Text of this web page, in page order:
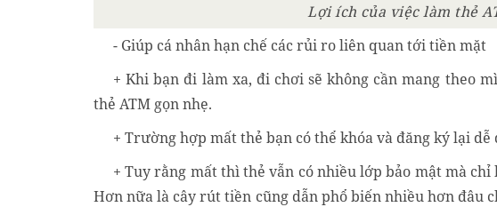
Lợi ích của việc làm thẻ
- Giúp cá nhân hạn chế các rủi ro liên quan tới tiền mặt
+ Khi bạn đi làm xa, đi chơi sẽ không cần mang theo
thẻ ATM gọn nhẹ.
+ Trường hợp mất thẻ bạn có thể khóa và đăng ký lại
+ Tuy rằng mất thì thẻ vẫn có nhiều lớp bảo mật mà
Hơn nữa là cây rút tiền cũng dẫn phổ biến nhiều hơn đâu